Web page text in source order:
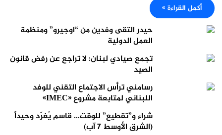
أكمل القراءة »
حيدر التقى وفدين من “اوجيرو” ومنظمة
العمل الدولية
تجمع صيادي لبنان: لا تراجع عن رفض قانون
الصيد
رسامني ترأس الاجتماع التقني للوفد
اللبناني لمتابعة مشروع «IMEC»
شراء و”تقطيع” للوقت… قاسم يُغرّد وحيداً
(الشرق الأوسط 7 آب)